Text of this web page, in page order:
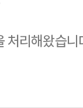
리해왔습